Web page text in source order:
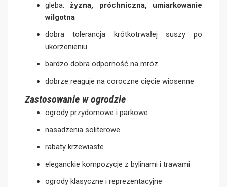
gleba:żyzna, próchniczna, umiarkowanie
wilgotna
dobra tolerancja krótkotrwałej suszy po
ukorzenieniu
bardzo dobra odporność na mróz
dobrze reaguje na coroczne cięcie wiosenne
Zastosowanie w ogrodzie
ogrody przydomowe i parkowe
nasadzenia soliterowe
rabaty krzewiaste
eleganckie kompozycje z bylinami i trawami
ogrody klasyczne i reprezentacyjne